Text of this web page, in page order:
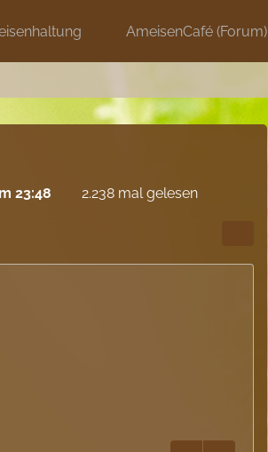
AmeisenCafé (Forum)
23:48 2.238 mal gelesen